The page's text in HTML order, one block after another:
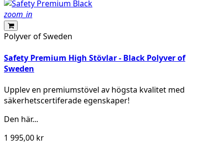
zoom_in
Polyver of Sweden
Safety Premium High Stövlar - Black Polyver of
Sweden
Upplev en premiumstövel av högsta kvalitet med
säkerhetscertiferade egenskaper!
Den här...
1 995,00 kr